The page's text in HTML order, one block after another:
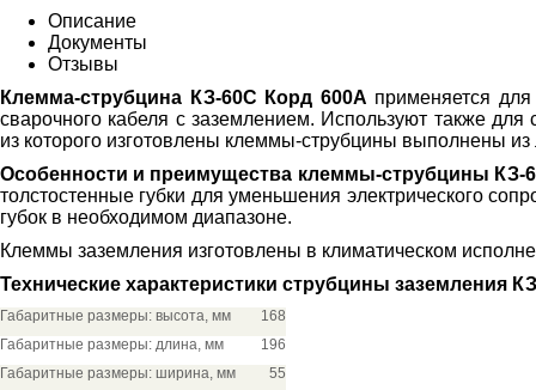
Описание
Документы
Отзывы
Клемма-струбцина КЗ-60С Корд 600А применяется
сварочного кабеля с заземлением. Используют также
из которого изготовлены клеммы-струбцины выполнены
Особенности и преимущества клеммы-струбцины КЗ-
толстостенные губки для уменьшения электрического
губок в необходимом диапазоне.
Клеммы заземления изготовлены в климатическом
Технические характеристики струбцины заземления
Габаритные размеры: высота, мм
168
Габаритные размеры: длина, мм
196
Габаритные размеры: ширина, мм
55